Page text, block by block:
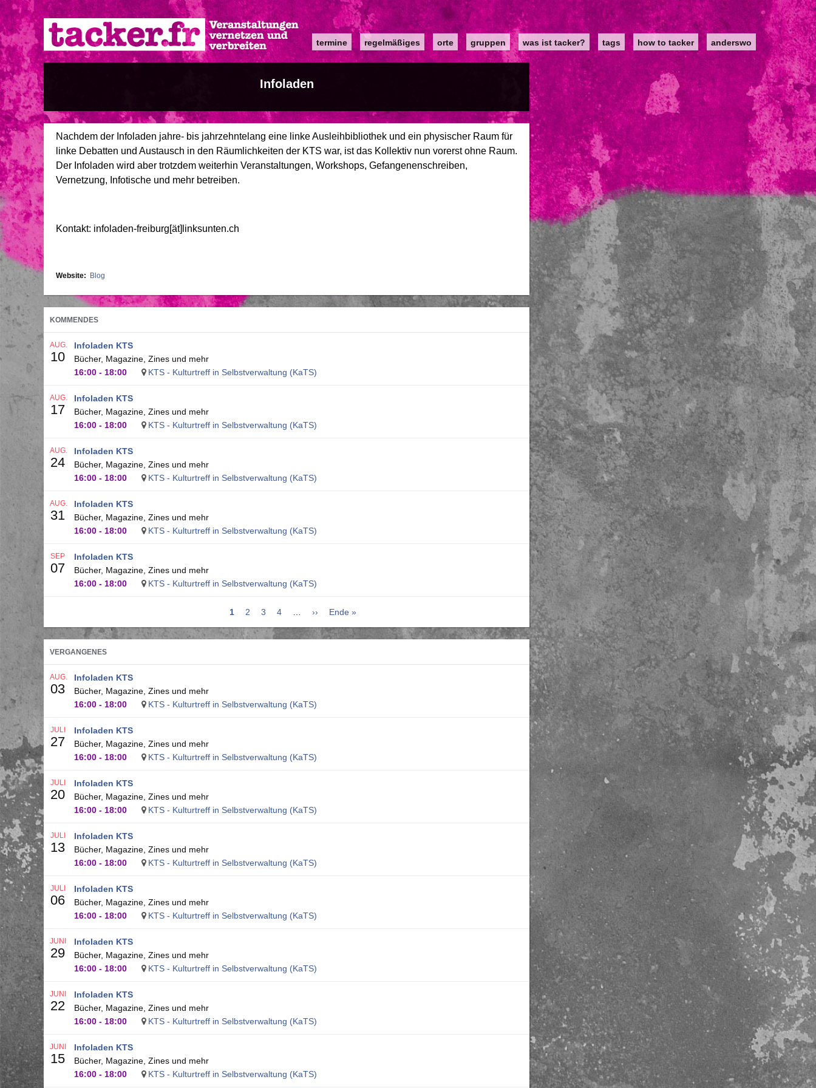
Direkt
zum
Inhalt
Main
navigation
termine regelmäßiges orte gruppen was ist tacker? tags how to tacker anderswo
Infoladen
Nachdem der Infoladen jahre- bis jahrzehntelang eine linke Ausleihbibliothek und ein physischer Raum für
linke Debatten und Austausch in den Räumlichkeiten der KTS war, ist das Kollektiv nun vorerst ohne Raum.
Der Infoladen wird aber trotzdem weiterhin Veranstaltungen, Workshops, Gefangenenschreiben,
Vernetzung, Infotische und mehr betreiben.
Kontakt: infoladen-freiburg[ät]linksunten.ch
Website Blog
KOMMENDES
Infoladen KTS
Bücher, Magazine, Zines und mehr
16:00 - 18:00 KTS - Kulturtreff in Selbstverwaltung (KaTS)
AUG.
10
Infoladen KTS
Bücher, Magazine, Zines und mehr
16:00 - 18:00 KTS - Kulturtreff in Selbstverwaltung (KaTS)
AUG.
17
Infoladen KTS
Bücher, Magazine, Zines und mehr
16:00 - 18:00 KTS - Kulturtreff in Selbstverwaltung (KaTS)
AUG.
24
Infoladen KTS
Bücher, Magazine, Zines und mehr
16:00 - 18:00 KTS - Kulturtreff in Selbstverwaltung (KaTS)
AUG.
31
Infoladen KTS
Bücher, Magazine, Zines und mehr
16:00 - 18:00 KTS - Kulturtreff in Selbstverwaltung (KaTS)
SEP
07
Aktuelle
Seite
1 Seite
2 Seite
3 Seite
4
Nächste
Seite
››
Letzte
Seite
Ende »
VERGANGENES
Infoladen KTS
Bücher, Magazine, Zines und mehr
16:00 - 18:00 KTS - Kulturtreff in Selbstverwaltung (KaTS)
AUG.
03
Infoladen KTS
Bücher, Magazine, Zines und mehr
16:00 - 18:00 KTS - Kulturtreff in Selbstverwaltung (KaTS)
JULI
27
Infoladen KTS
Bücher, Magazine, Zines und mehr
16:00 - 18:00 KTS - Kulturtreff in Selbstverwaltung (KaTS)
JULI
20
Infoladen KTS
Bücher, Magazine, Zines und mehr
16:00 - 18:00 KTS - Kulturtreff in Selbstverwaltung (KaTS)
JULI
13
Infoladen KTS
Bücher, Magazine, Zines und mehr
16:00 - 18:00 KTS - Kulturtreff in Selbstverwaltung (KaTS)
JULI
06
Infoladen KTS
Bücher, Magazine, Zines und mehr
16:00 - 18:00 KTS - Kulturtreff in Selbstverwaltung (KaTS)
JUNI
29
Infoladen KTS
Bücher, Magazine, Zines und mehr
16:00 - 18:00 KTS - Kulturtreff in Selbstverwaltung (KaTS)
JUNI
22
Infoladen KTS
Bücher, Magazine, Zines und mehr
16:00 - 18:00 KTS - Kulturtreff in Selbstverwaltung (KaTS)
JUNI
15